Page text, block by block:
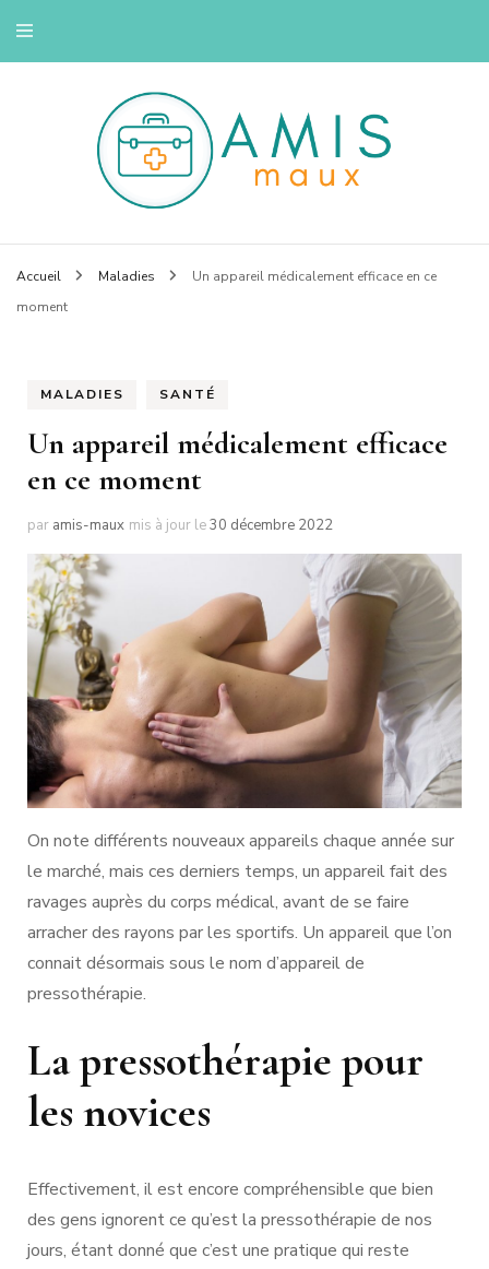
Amis maux
Accueil Maladies
Un appareil médicalement efficace en ce
moment
MALADIES SANTÉ
Un appareil médicalement efficace
en ce moment
par amis-maux mis à jour le30 décembre 2022
On note différents nouveaux appareils chaque année sur
le marché, mais ces derniers temps, un appareil fait des
ravages auprès du corps médical, avant de se faire
arracher des rayons par les sportifs. Un appareil que l’on
connait désormais sous le nom d’appareil de
pressothérapie.
La pressothérapie pour
les novices
Effectivement, il est encore compréhensible que bien
des gens ignorent ce qu’est la pressothérapie de nos
jours, étant donné que c’est une pratique qui reste